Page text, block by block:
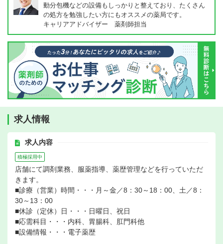
動分包機などの設備もしっかりと整えており、たくさん
の処方を勉強したい方にもオススメの薬局です。
キャリアアドバイザー 薬剤師担当
求人情報
求人内容
積極採用中
店舗にて調剤業務、服薬指導、薬歴管理などを行っていただ
きます。
■診療（営業）時間・・・月～金／8：30～18：00、土／8：
30～13：00
■休診（定休）日・・・日曜日、祝日
■応需科目・・・内科、胃腸科、肛門科他
■設備情報・・・電子薬歴